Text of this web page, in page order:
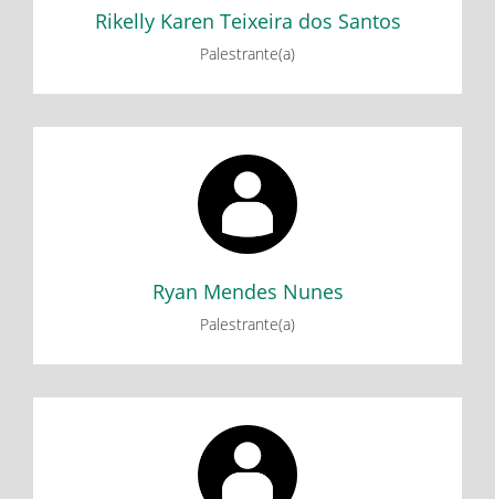
Rikelly Karen Teixeira dos Santos
Palestrante(a)
Ryan Mendes Nunes
Palestrante(a)
Ryan Mendes Nunes
Minicurso: Introdução à criação de aplicativos: App
Inventor
Minicurso: Cubo Mágico
Thaís Alves Cardoso
Minicurso: Cubo Mágico